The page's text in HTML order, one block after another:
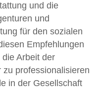
und die
und
für den sozialen
Empfehlungen
Arbeit der
professionalisieren
in der Gesellschaft